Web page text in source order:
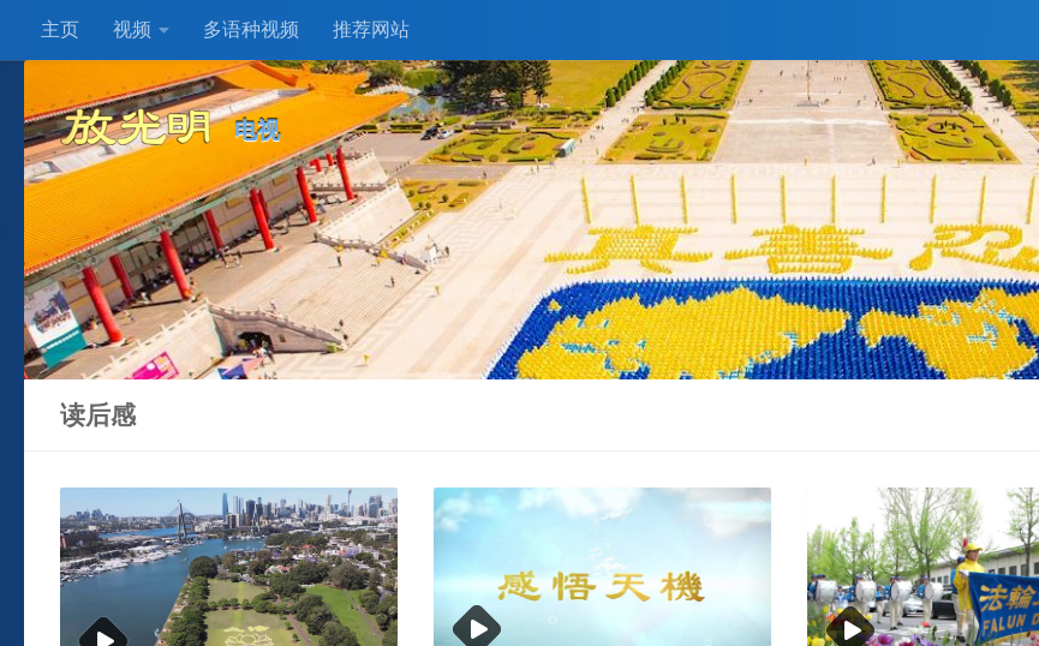
Skip to content
主页 视频 多语种视频 推荐网站
电视
读后感